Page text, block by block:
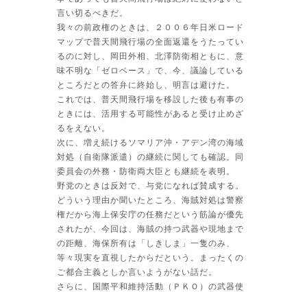
言い切るべきだ。
我々の前政権のときは、２００６年日米ロード
マップで普天間飛行場の全面返還をうたってい
るのに対し、岡田外相、北澤防衛相ともに、意
味不明な「ゼロベース」で、今、議論している
ところだとの答弁に終始し、明言は避けた。
これでは、普天間飛行場を移設した後も有事の
ときには、活用する可能性があると受け止めざ
るをえない。
次に、増え続けるソマリア沖・アデン湾の海域
対処（自衛隊派遣）の継続に関しても確認。同
委員会の外務・防衛両大臣とも継続を表明。
野党のときは反対で、与党になれば賛成する。
どういう理由か聞いたところ、海賊対処は警察
権だから海上保安庁の任務だという筋論が優先
されたが、今回は、海賊の持つ武器や現地まで
の距離、海保所有は「しきしま」一隻のみ、
等々現実を直視したからだという。まったくの
ご都合主義としか言いようがない話だ。
さらに、国際平和維持活動（ＰＫＯ）の武器使